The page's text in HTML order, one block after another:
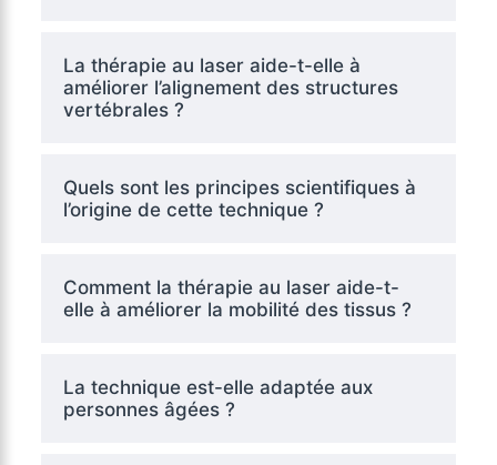
La thérapie au laser aide-t-elle à
améliorer l’alignement des structures
vertébrales ?
Quels sont les principes scientifiques à
l’origine de cette technique ?
Comment la thérapie au laser aide-t-
elle à améliorer la mobilité des tissus ?
La technique est-elle adaptée aux
personnes âgées ?